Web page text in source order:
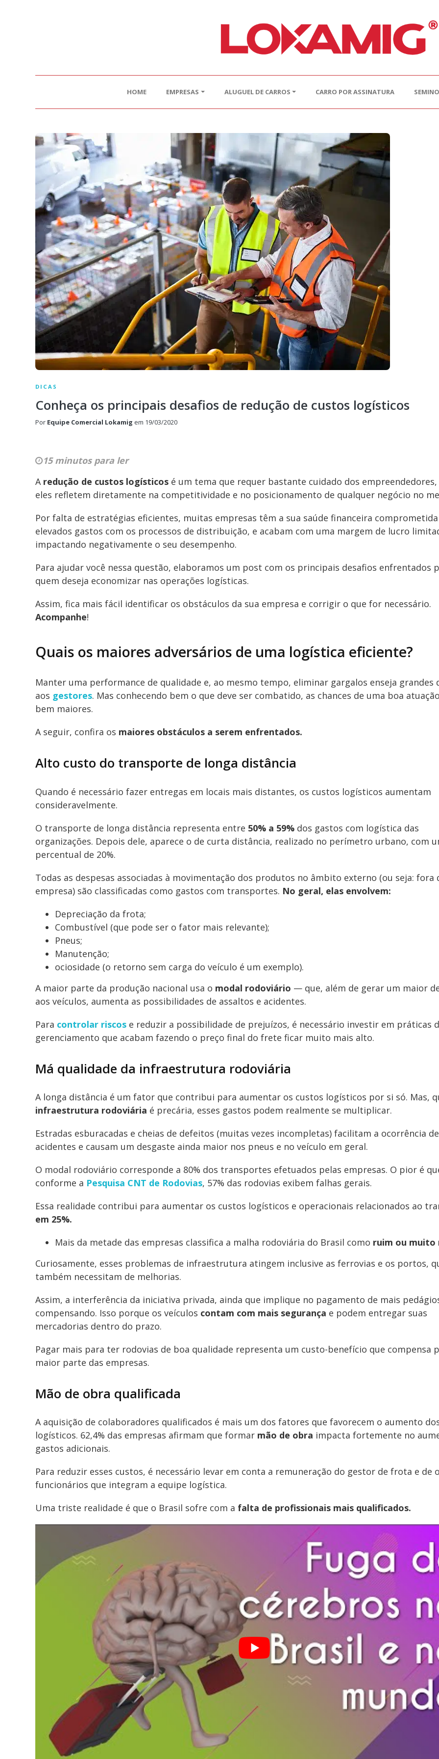
HOME EMPRESAS ALUGUEL DE CARROS CARRO POR ASSINATURA
DICAS
Conheça os principais desafios de redução de custos logísticos
Por Equipe Comercial Lokamig em 19/03/2020
15 minutos para ler
A redução de custos logísticos é um tema que requer bastante cuidado dos empreendedores,
eles refletem diretamente na competitividade e no posicionamento de qualquer negócio no
Por falta de estratégias eficientes, muitas empresas têm a sua saúde financeira
elevados gastos com os processos de distribuição, e acabam com uma margem de lucro
impactando negativamente o seu desempenho.
Para ajudar você nessa questão, elaboramos um post com os principais desafios enfrentados
quem deseja economizar nas operações logísticas.
Assim, fica mais fácil identificar os obstáculos da sua empresa e corrigir o que for necessário.
Acompanhe!
Quais os maiores adversários de uma logística eficiente?
Manter uma performance de qualidade e, ao mesmo tempo, eliminar gargalos enseja grandes
aos gestores. Mas conhecendo bem o que deve ser combatido, as chances de uma boa
bem maiores.
A seguir, confira os maiores obstáculos a serem enfrentados.
Alto custo do transporte de longa distância
Quando é necessário fazer entregas em locais mais distantes, os custos logísticos aumentam
consideravelmente.
O transporte de longa distância representa entre 50% a 59% dos gastos com logística das
organizações. Depois dele, aparece o de curta distância, realizado no perímetro urbano, com
percentual de 20%.
Todas as despesas associadas à movimentação dos produtos no âmbito externo (ou seja: fora
empresa) são classificadas como gastos com transportes. No geral, elas envolvem:
Depreciação da frota;
Combustível (que pode ser o fator mais relevante);
Pneus;
Manutenção;
ociosidade (o retorno sem carga do veículo é um exemplo).
A maior parte da produção nacional usa o modal rodoviário — que, além de gerar um maior
aos veículos, aumenta as possibilidades de assaltos e acidentes.
Para controlar riscos e reduzir a possibilidade de prejuízos, é necessário investir em práticas
gerenciamento que acabam fazendo o preço final do frete ficar muito mais alto.
Má qualidade da infraestrutura rodoviária
A longa distância é um fator que contribui para aumentar os custos logísticos por si só. Mas,
infraestrutura rodoviária é precária, esses gastos podem realmente se multiplicar.
Estradas esburacadas e cheias de defeitos (muitas vezes incompletas) facilitam a ocorrência de
acidentes e causam um desgaste ainda maior nos pneus e no veículo em geral.
O modal rodoviário corresponde a 80% dos transportes efetuados pelas empresas. O pior é
conforme a Pesquisa CNT de Rodovias, 57% das rodovias exibem falhas gerais.
Essa realidade contribui para aumentar os custos logísticos e operacionais relacionados ao
em 25%.
Mais da metade das empresas classifica a malha rodoviária do Brasil como ruim ou muito
Curiosamente, esses problemas de infraestrutura atingem inclusive as ferrovias e os portos,
também necessitam de melhorias.
Assim, a interferência da iniciativa privada, ainda que implique no pagamento de mais
compensando. Isso porque os veículos contam com mais segurança e podem entregar suas
mercadorias dentro do prazo.
Pagar mais para ter rodovias de boa qualidade representa um custo-benefício que compensa
maior parte das empresas.
Mão de obra qualificada
A aquisição de colaboradores qualificados é mais um dos fatores que favorecem o aumento
logísticos. 62,4% das empresas afirmam que formar mão de obra impacta fortemente no
gastos adicionais.
Para reduzir esses custos, é necessário levar em conta a remuneração do gestor de frota e de
funcionários que integram a equipe logística.
Uma triste realidade é que o Brasil sofre com a falta de profissionais mais qualificados.